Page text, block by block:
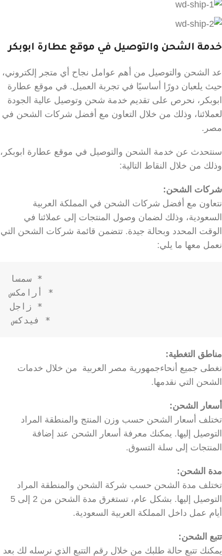
خدمة الشحن والتوصيل في موقع عطارة ابوبكر
عد الشحن والتوصيل من أهم عوامل نجاح أي متجر إلكتروني،
حيث يلعبان دورًا أساسيًا في تجربة العميل. في موقع عطارة
ابوبكر، نحرص على تقديم خدمة شحن وتوصيل عالية الجودة
لعملائنا، وذلك من خلال التعاون مع أفضل شركات الشحن في
مصر.
سنتحدث عن خدمة الشحن والتوصيل في موقع عطارة ابوبكر،
وذلك من خلال النقاط التالية:
شركات الشحن:
نتعاون مع أفضل شركات الشحن في المملكة العربية
السعودية، وذلك لضمان وصول المنتجات إلى عملائنا في
الوقت المحدد وبحالة جيدة. تتضمن قائمة شركات الشحن التي
نعمل معها ما يلي:
* فيدكس
مناطق التغطية:
نغطى جميع أنحاءجمهورية مصر العربية من خلال خدمات
الشحن التي نقدمها.
أسعار الشحن:
تختلف أسعار الشحن حسب وزن المنتج والمنطقة المراد
التوصيل إليها. يمكنك معرفة أسعار الشحن عند إضافة
المنتجات إلى سلة التسوق.
مدة الشحن:
تختلف مدة الشحن حسب شركة الشحن والمنطقة المراد
التوصيل إليها. بشكل عام، تستغرق مدة الشحن من 2 إلى 5
أيام عمل داخل المملكة العربية السعودية.
تتبع الشحن:
يمكنك تتبع حالة طلبك من خلال رقم التتبع الذي نرسله لك بعد